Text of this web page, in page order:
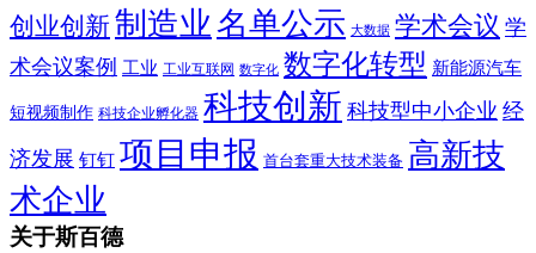
创业创新制造业 名单公示 大数据 学术会议 学
术会议案例 工业 工业互联网 数字化 数字化转型 新能源汽车
短视频制作 科技企业孵化器 科技创新 科技型中小企业 经
济发展 钉钉 项目申报 首台套重大技术装备 高新技
术企业
关于斯百德